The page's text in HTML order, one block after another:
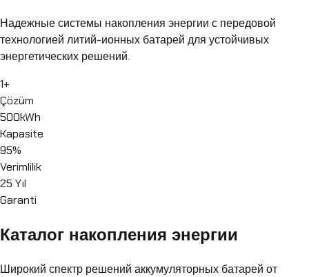
Надежные системы накопления энергии с передовой
технологией литий-ионных батарей для устойчивых
энергетических решений.
1+
Çözüm
500kWh
Kapasite
95%
Verimlilik
25 Yıl
Garanti
Каталог накопления энергии
Широкий спектр решений аккумуляторных батарей от